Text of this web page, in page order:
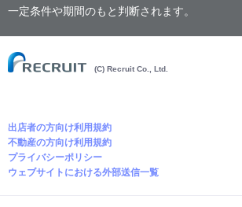
一定条件や期間のもと判断されます。
(C) Recruit Co., Ltd.
出店者の方向け利用規約
不動産の方向け利用規約
プライバシーポリシー
ウェブサイトにおける外部送信一覧